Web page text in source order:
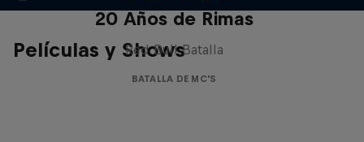
Películas y Shows
20 Años de Rimas
Red Bull Batalla
BATALLA DE MC'S